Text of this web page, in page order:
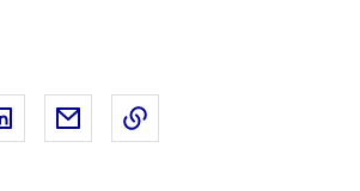
sur X (anciennement Twitter)
Partager sur LinkedIn
Partager par email